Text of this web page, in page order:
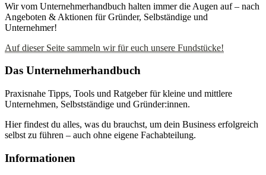
Wir vom Unternehmerhandbuch halten immer die Augen auf – nach
Angeboten & Aktionen für Gründer, Selbständige und
Unternehmer!
Auf dieser Seite sammeln wir für euch unsere Fundstücke!
Das Unternehmerhandbuch
Praxisnahe Tipps, Tools und Ratgeber für kleine und mittlere
Unternehmen, Selbstständige und Gründer:innen.
Hier findest du alles, was du brauchst, um dein Business erfolgreich
selbst zu führen – auch ohne eigene Fachabteilung.
Informationen